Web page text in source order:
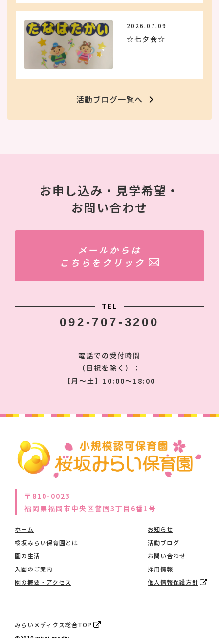
2026.07.09
☆七夕会☆
活動ブログ一覧へ
お申し込み・見学希望・
お問い合わせ
メールからは
こちらをクリック
TEL
092-707-3200
電話での受付時間
（日祝を除く）：
【月〜土】10:00〜18:00
〒810-0023
福岡県福岡市中央区警固3丁目6番1号
ホーム
桜坂みらい保育園とは
園の生活
入園のご案内
園の概要・アクセス
お知らせ
活動ブログ
お問い合わせ
採用情報
個人情報保護方針
みらいメディクス総合TOP